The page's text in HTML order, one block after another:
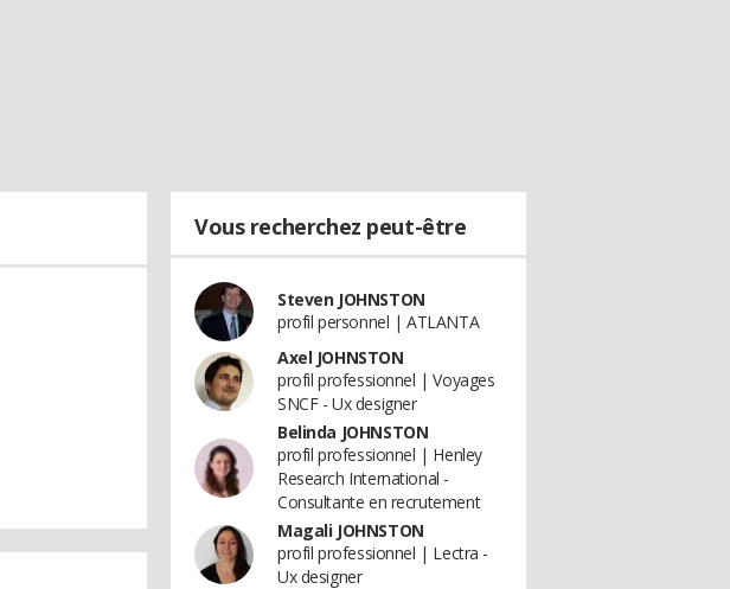
Vous recherchez peut-être
Steven JOHNSTON
profil personnel | ATLANTA
Axel JOHNSTON
profil professionnel | Voyages
SNCF - Ux designer
Belinda JOHNSTON
profil professionnel | Henley
Research International -
Consultante en recrutement
Magali JOHNSTON
profil professionnel | Lectra -
Ux designer